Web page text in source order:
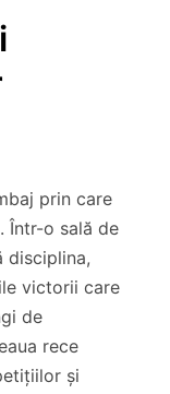
prin care
Într-o sală de
disciplina,
victorii care
de
rece
și